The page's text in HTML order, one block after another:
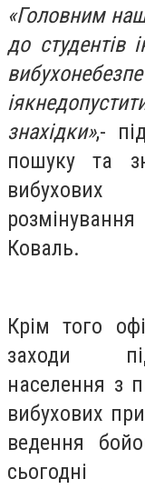
«Головним
до студентів
знахідки»,-
пошуку та
Коваль.
Крім того
заходи
населення з
вибухових
ведення